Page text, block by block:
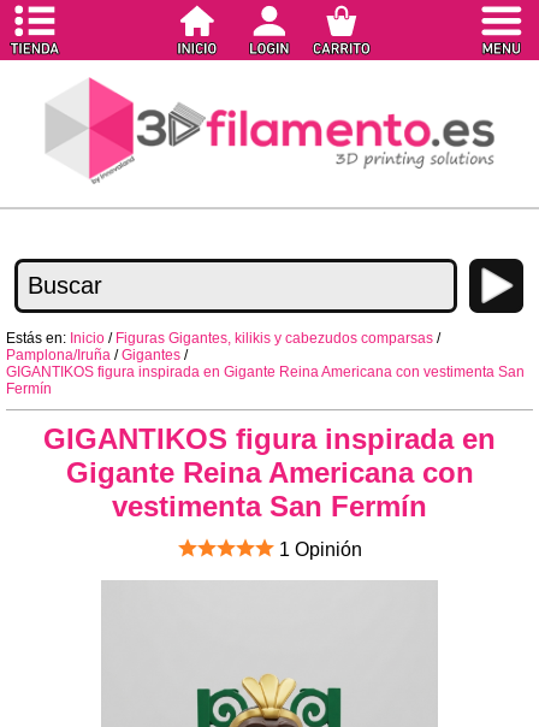
Estás en: Inicio / Figuras Gigantes, kilikis y cabezudos comparsas /
Pamplona/Iruña /Gigantes /
GIGANTIKOS figura inspirada en Gigante Reina Americana con vestimenta San
Fermín
GIGANTIKOS figura inspirada en
Gigante Reina Americana con
vestimenta San Fermín
1 Opinión